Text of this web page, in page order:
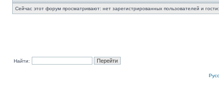
Сейчас этот форум просматривают: нет зарегистрированных пользователей и
Найти: